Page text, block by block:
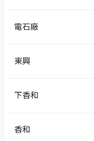
電石廠
東興
下香和
香和